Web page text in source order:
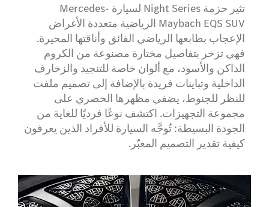
تثير حزمة Night Series لسيارة Mercedes-
Maybach EQS SUV الرياضية متعددة الأغراض
الإعجاب بطابعها الرياضي الفائق وأناقتها المحيرة.
فهي تزخر بتفاصيل مختارة مصنوعة من الكروم
الداكن والأسود، مع ألوان خاصة للتنجيد والزخارف
الداخلية وتباينات فريدة بالإضافة إلى تصميم ملفت
للنظر للجنوط، يضفي مظهرها الحصري على
مجموعة التجهيزات. اكتشف نوعًا فرديًا للغاية من
الجودة البسيطة: تُوجَّه السيارة للأفراد الذين يعرفون
كيفية تقدير التصميم المعبّر.